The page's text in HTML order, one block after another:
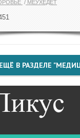
МЕУХЕДЕТ
В РАЗДЕЛЕ